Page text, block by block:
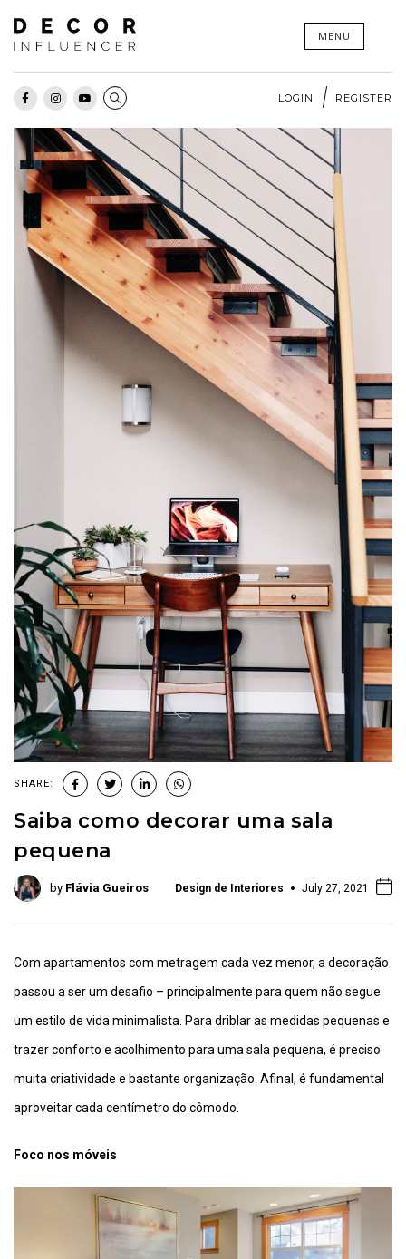
Skip
content
MENU
LOGIN REGISTER
SHARE:
Saiba como decorar uma sala
pequena
by Flávia Gueiros Design de Interiores July 27, 2021
Com apartamentos com metragem cada vez menor, a decoração
passou a ser um desafio – principalmente para quem não segue
um estilo de vida minimalista. Para driblar as medidas pequenas e
trazer conforto e acolhimento para uma sala pequena, é preciso
muita criatividade e bastante organização. Afinal, é fundamental
aproveitar cada centímetro do cômodo.
Foco nos móveis